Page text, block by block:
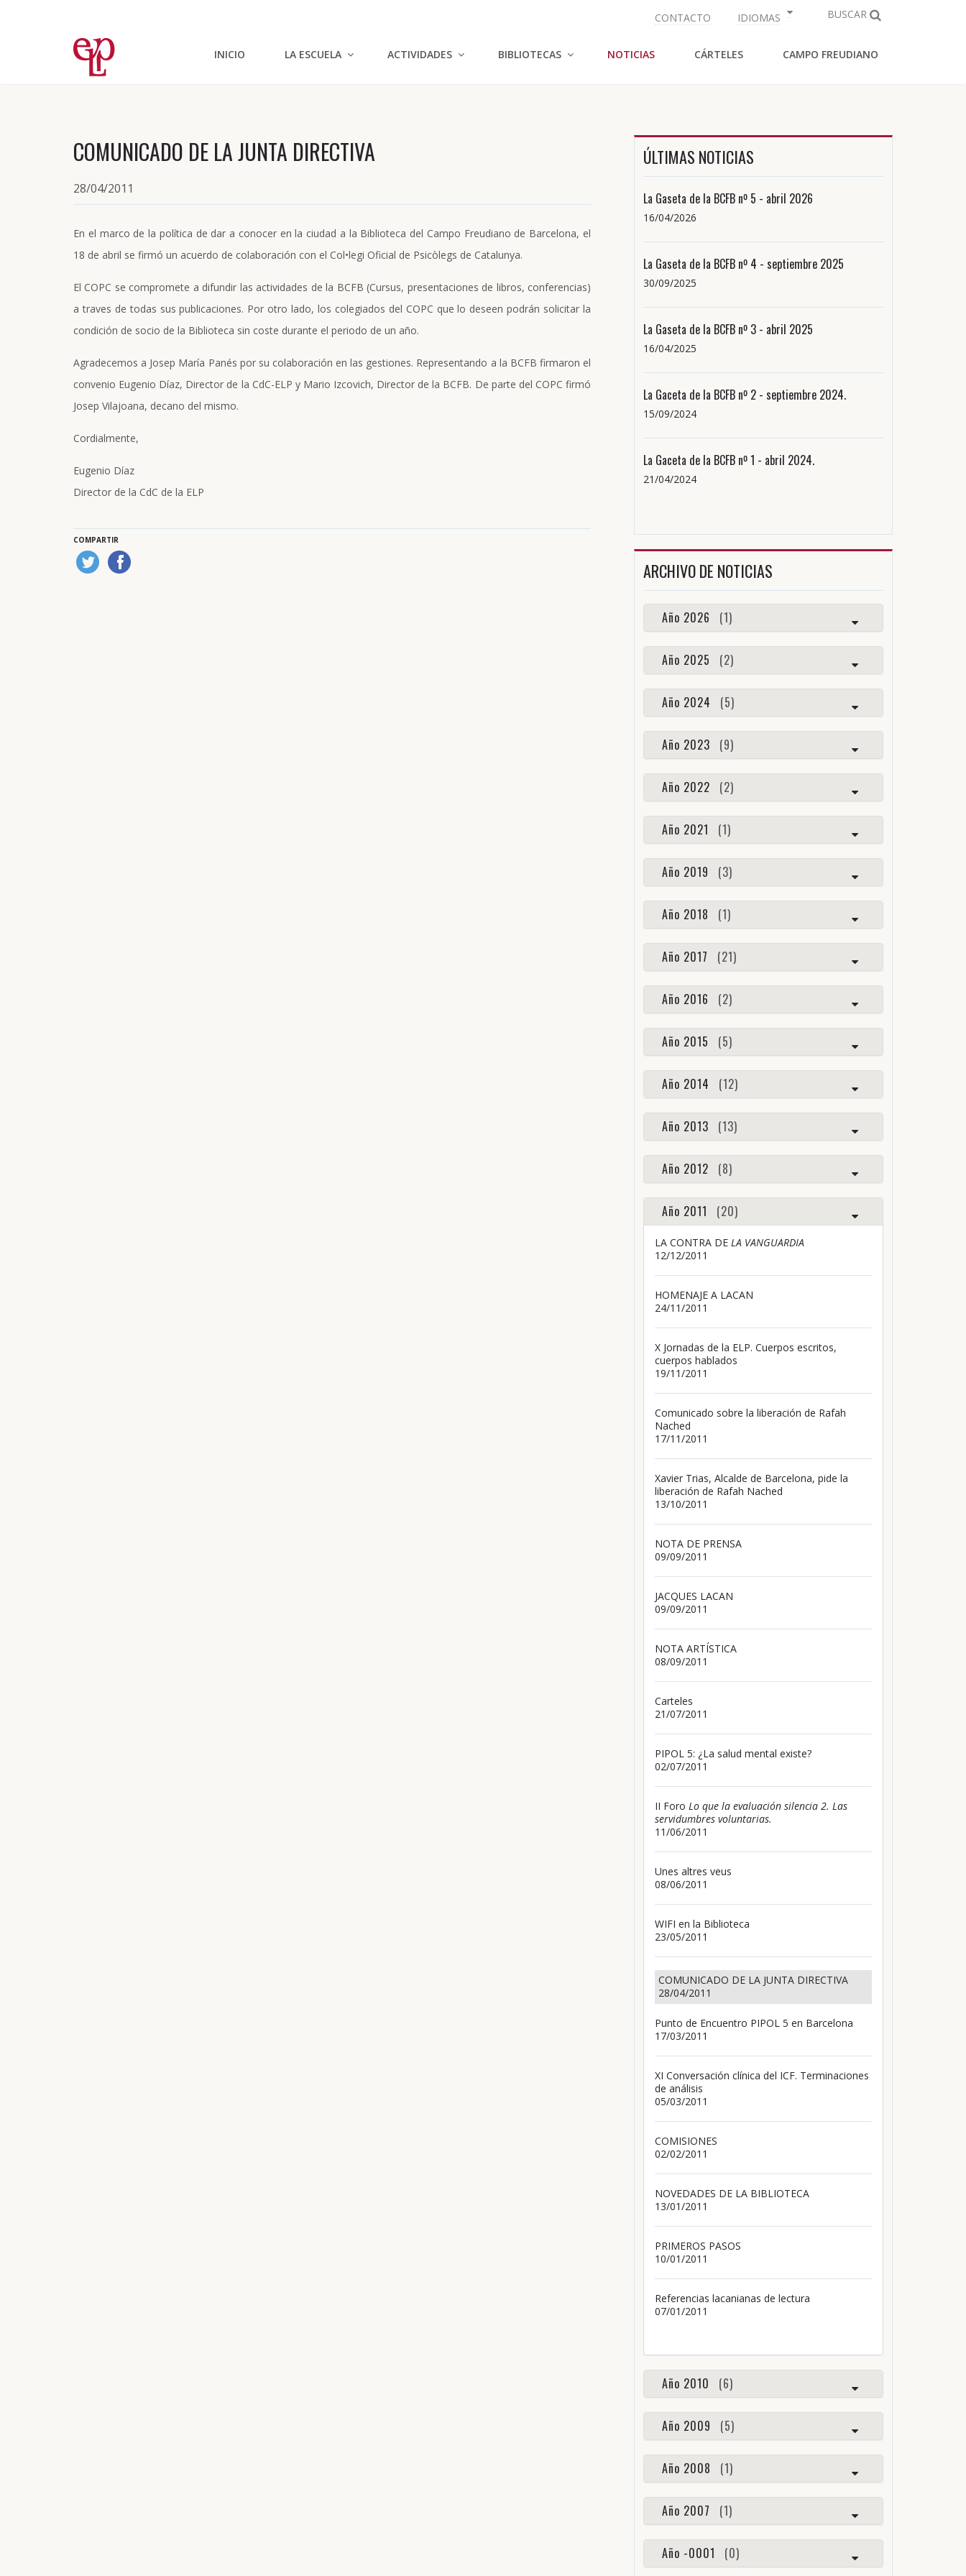
CONTACTO IDIOMAS BUSCAR
INICIO LA ESCUELA ACTIVIDADES BIBLIOTECAS NOTICIAS CÁRTELES CAMPO FREUDIANO
COMUNICADO DE LA JUNTA DIRECTIVA
28/04/2011
En el marco de la política de dar a conocer en la ciudad a la Biblioteca del Campo Freudiano de Barcelona, el
18 de abril se firmó un acuerdo de colaboración con el Col•legi Oficial de Psicòlegs de Catalunya.
El COPC se compromete a difundir las actividades de la BCFB (Cursus, presentaciones de libros, conferencias)
a traves de todas sus publicaciones. Por otro lado, los colegiados del COPC que lo deseen podrán solicitar la
condición de socio de la Biblioteca sin coste durante el periodo de un año.
Agradecemos a Josep María Panés por su colaboración en las gestiones. Representando a la BCFB firmaron el
convenio Eugenio Díaz, Director de la CdC-ELP y Mario Izcovich, Director de la BCFB. De parte del COPC firmó
Josep Vilajoana, decano del mismo.
Cordialmente,
Eugenio Díaz
Director de la CdC de la ELP
COMPARTIR
ÚLTIMAS NOTICIAS
La Gaseta de la BCFB nº 5 - abril 2026
16/04/2026
La Gaseta de la BCFB nº 4 - septiembre 2025
30/09/2025
La Gaseta de la BCFB nº 3 - abril 2025
16/04/2025
La Gaceta de la BCFB nº 2 - septiembre 2024.
15/09/2024
La Gaceta de la BCFB nº 1 - abril 2024.
21/04/2024
ARCHIVO DE NOTICIAS
Año 2026 (1)
Año 2025 (2)
Año 2024 (5)
Año 2023 (9)
Año 2022 (2)
Año 2021 (1)
Año 2019 (3)
Año 2018 (1)
Año 2017 (21)
Año 2016 (2)
Año 2015 (5)
Año 2014 (12)
Año 2013 (13)
Año 2012 (8)
Año 2011 (20)
LA CONTRA DE LA VANGUARDIA
12/12/2011
HOMENAJE A LACAN
24/11/2011
X Jornadas de la ELP. Cuerpos escritos,
cuerpos hablados
19/11/2011
Comunicado sobre la liberación de Rafah
Nached
17/11/2011
Xavier Trias, Alcalde de Barcelona, pide la
liberación de Rafah Nached
13/10/2011
NOTA DE PRENSA
09/09/2011
JACQUES LACAN
09/09/2011
NOTA ARTÍSTICA
08/09/2011
Carteles
21/07/2011
PIPOL 5: ¿La salud mental existe?
02/07/2011
II Foro Lo que la evaluación silencia 2. Las
servidumbres voluntarias.
11/06/2011
Unes altres veus
08/06/2011
WIFI en la Biblioteca
23/05/2011
COMUNICADO DE LA JUNTA DIRECTIVA
28/04/2011
Punto de Encuentro PIPOL 5 en Barcelona
17/03/2011
XI Conversación clínica del ICF. Terminaciones
de análisis
05/03/2011
COMISIONES
02/02/2011
NOVEDADES DE LA BIBLIOTECA
13/01/2011
PRIMEROS PASOS
10/01/2011
Referencias lacanianas de lectura
07/01/2011
Año 2010 (6)
Año 2009 (5)
Año 2008 (1)
Año 2007 (1)
Año -0001 (0)